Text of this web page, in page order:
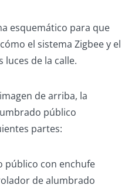
esquemático para que
el sistema Zigbee y el
de la calle.
de arriba, la
público
partes:
público con enchufe
de alumbrado